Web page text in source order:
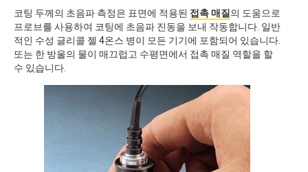
코팅 두께의 초음파 측정은 표면에 적용된 접촉 매질 의 도움으로
프로브를 사용하여 코팅에 초음파 진동을 보내 작동합니다. 일반
적인 수성 글리콜 젤 4온스 병이 모든 기기에 포함되어 있습니다.
또는 한 방울의 물이 매끄럽고 수평면에서 접촉 매질 역할을 할
수 있습니다.